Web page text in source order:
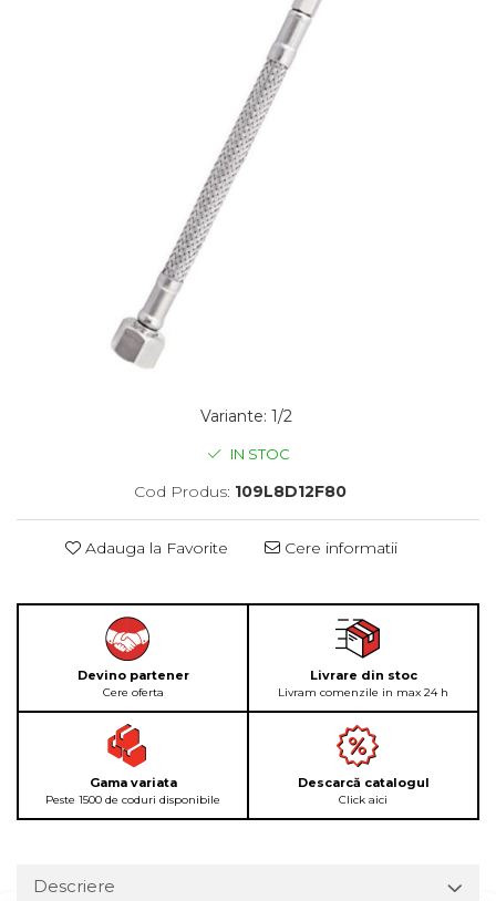
Variante: 1/2
IN STOC
Cod Produs: 109L8D12F80
Adauga la Favorite Cere informatii
Devino partener
Cere oferta
Livrare din stoc
Livram comenzile in max 24 h
Gama variata
Peste 1500 de coduri disponibile
Descarcă catalogul
Click aici
Descriere